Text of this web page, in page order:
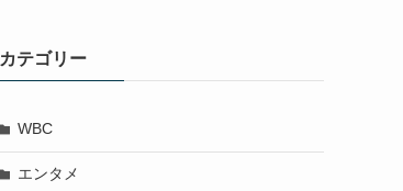
カテゴリー
WBC
エンタメ